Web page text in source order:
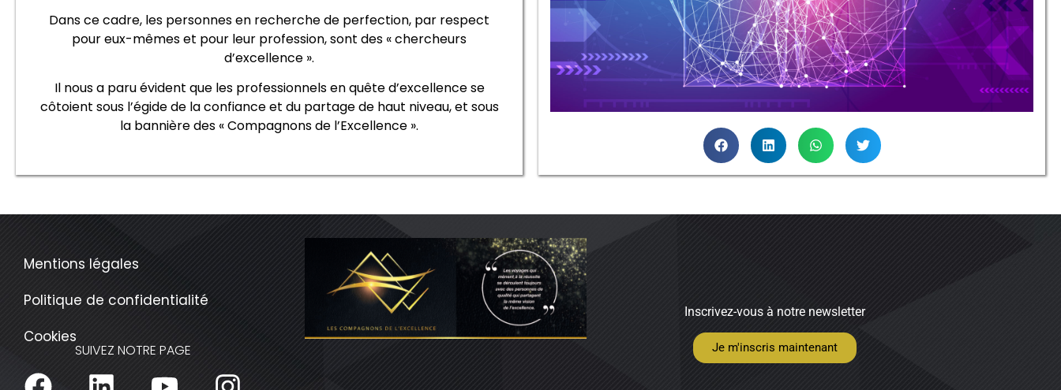
Dans ce cadre, les personnes en recherche de perfection, par respect
pour eux-mêmes et pour leur profession, sont des « chercheurs
d’excellence ».
Il nous a paru évident que les professionnels en quête d’excellence se
côtoient sous l’égide de la confiance et du partage de haut niveau, et sous
la bannière des « Compagnons de l’Excellence ».
Mentions légales
Politique de confidentialité
Cookies
SUIVEZ NOTRE PAGE
Inscrivez-vous à notre newsletter
Je m'inscris maintenant